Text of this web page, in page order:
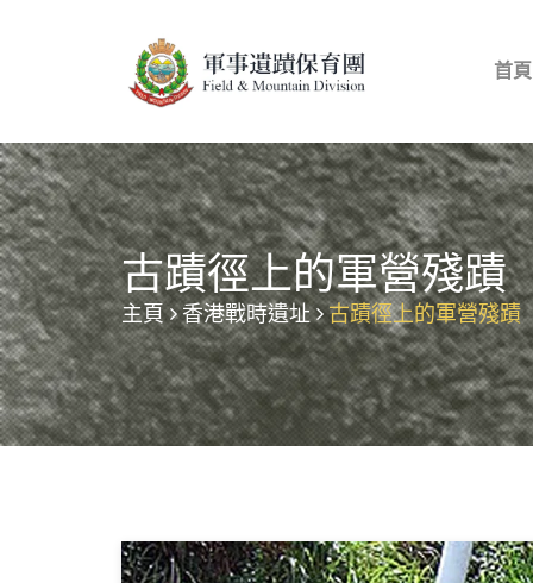
首頁
古蹟徑上的軍營殘蹟
主頁 香港戰時遺址 古蹟徑上的軍營殘蹟